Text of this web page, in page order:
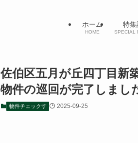
ホーム
HOME
特
SPECIAL
佐伯区五月が丘四丁目新
物件の巡回が完了しまし
物件チェックす 2025-09-25